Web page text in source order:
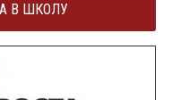
В ШКОЛУ